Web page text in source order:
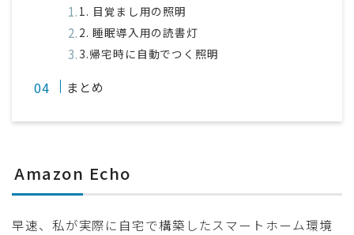
1. 目覚まし用の照明
2. 睡眠導入用の読書灯
3.帰宅時に自動でつく照明
まとめ
Amazon Echo
早速、私が実際に自宅で構築したスマートホーム環境